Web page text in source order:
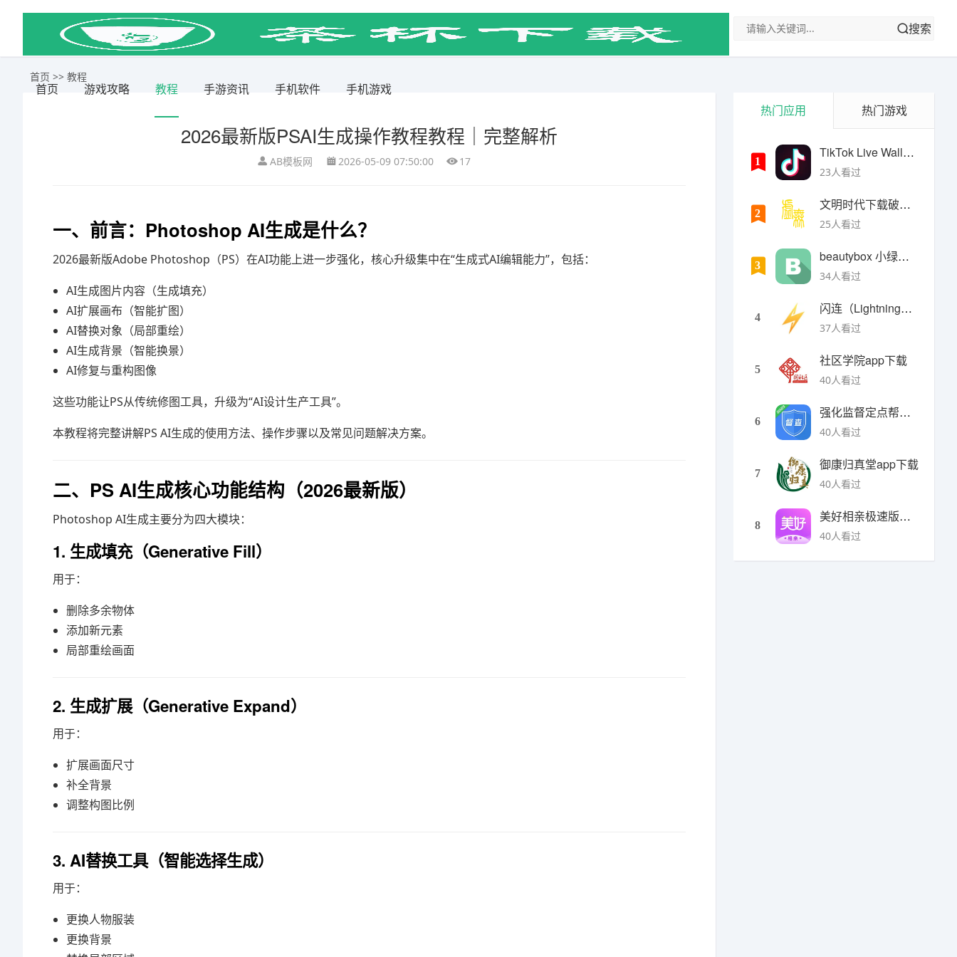
首页 游戏攻略 教程 手游资讯 手机软件 手机游戏
搜索
首页 >> 教程
2026最新版PSAI生成操作教程教程｜完整解析
AB模板网 2026-05-09 07:50:00 17
一、前言：Photoshop AI生成是什么？
2026最新版Adobe Photoshop（PS）在AI功能上进一步强化，核心升级集中在“生成式AI编辑能力”，包括：
AI生成图片内容（生成填充）
AI扩展画布（智能扩图）
AI替换对象（局部重绘）
AI生成背景（智能换景）
AI修复与重构图像
这些功能让PS从传统修图工具，升级为“AI设计生产工具”。
本教程将完整讲解PS AI生成的使用方法、操作步骤以及常见问题解决方案。
二、PS AI生成核心功能结构（2026最新版）
Photoshop AI生成主要分为四大模块：
1. 生成填充（Generative Fill）
用于：
删除多余物体
添加新元素
局部重绘画面
2. 生成扩展（Generative Expand）
用于：
扩展画面尺寸
补全背景
调整构图比例
3. AI替换工具（智能选择生成）
用于：
更换人物服装
更换背景
热门应用 热门游戏
1
TikTok Live Wallpaper
23人看过
2
文明时代下载破解版无限金币最新版
25人看过
3
beautybox 小绿盒正版最新免费下载
34人看过
4
闪连（LightningX）加速器app
37人看过
5
社区学院app下载
40人看过
6
强化监督定点帮扶下载
40人看过
7
御康归真堂app下载
40人看过
8
美好相亲极速版下载
40人看过